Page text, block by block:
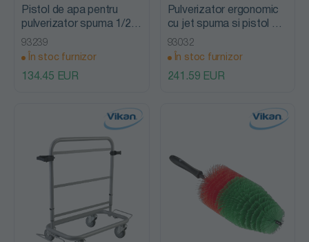
Pistol de apa pentru
pulverizator spuma 1/2"
(Q) negru, Vikan
93239
În stoc furnizor
134.45 EUR
Pulverizator ergonomic
cu jet spuma si pistol de
presiune 2.5 L, Vikan
93032
În stoc furnizor
241.59 EUR